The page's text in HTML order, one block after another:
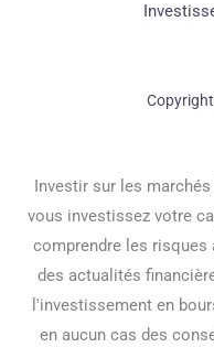
Investir sur les
vous investissez votre
comprendre les risques
des actualités
l'investissement en
en aucun cas des